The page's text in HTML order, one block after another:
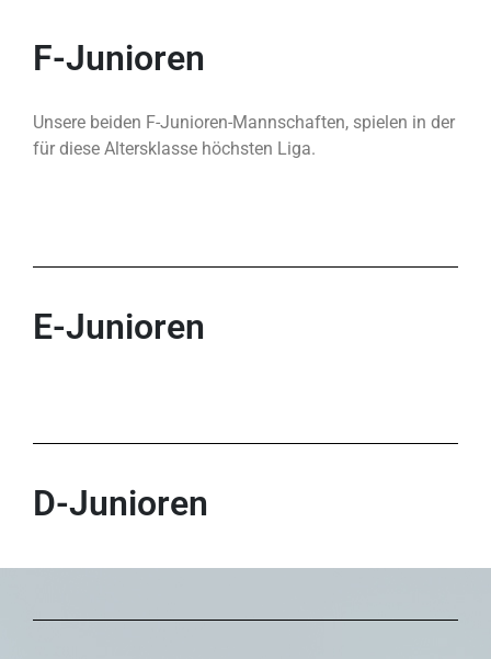
F-Junioren
Unsere beiden F-Junioren-Mannschaften, spielen in der
für diese Altersklasse höchsten Liga.
E-Junioren
D-Junioren